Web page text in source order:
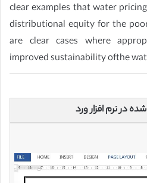
clear examples that water
distributional equity for the
are clear cases where
improved sustainability ofthe
در نرم افزار ورد